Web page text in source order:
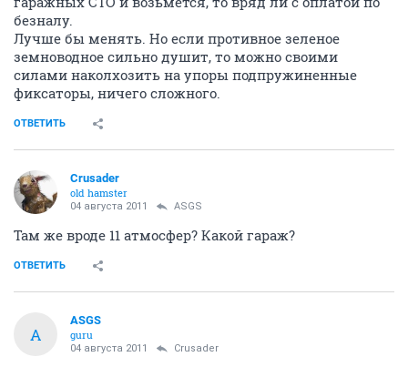
безналу.
Лучше бы менять. Но если противное зеленое
земноводное сильно душит, то можно своими
силами наколхозить на упоры подпружиненные
фиксаторы, ничего сложного.
ОТВЕТИТЬ
Crusader
old hamster
04 августа 2011 ASGS
Там же вроде 11 атмосфер? Какой гараж?
ОТВЕТИТЬ
A
ASGS
guru
04 августа 2011 Crusader